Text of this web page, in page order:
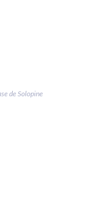
de Solopine